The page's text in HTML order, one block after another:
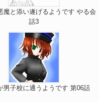
魔と添い遂げるようです やる会
話3
男子校に通うようです 第06話